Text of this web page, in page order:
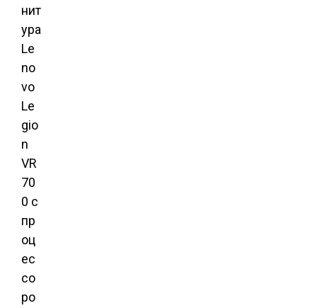
нит
ура
Le
no
vo
Le
gio
n
VR
70
0 с
пр
оц
ес
со
ро